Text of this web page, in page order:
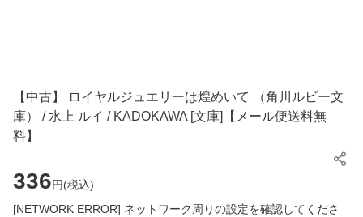
【中古】 ロイヤルジュエリーは煌めいて （角川ルビー文
庫） / 水上 ルイ / KADOKAWA [文庫]【メール便送料無
料】
336円(税込)
[NETWORK ERROR] ネットワーク周りの設定を確認してくださ